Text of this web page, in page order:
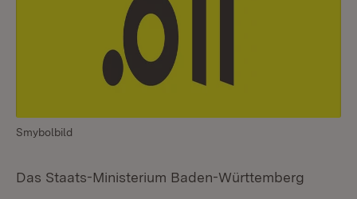
Smybolbild
Das Staats-Ministerium Baden-Württemberg